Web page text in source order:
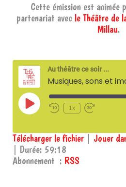
Cette émission est animée
partenariat avec le Théâtre de
Millau.
Au théâtre ce soir ...
Play
Episode
1x
RSS
SHARE
Télécharger le fichier
Jouer
Durée: 59:18
Abonnement : RSS